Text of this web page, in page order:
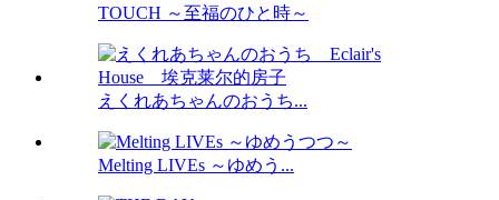
TOUCH ～至福のひと時～
えくれあちゃんのおうち...
Melting LIVEs ～ゆめう...